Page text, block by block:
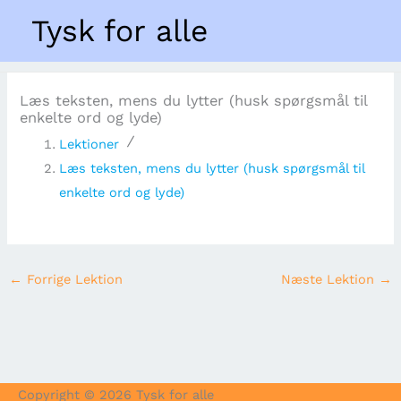
indholdet
Tysk for alle
Forside
Læs teksten, mens du lytter (husk spørgsmål til enkelte
ord og lyde)
Læs teksten, mens du lytter (husk spørgsmål til
enkelte ord og lyde)
Lektioner
Læs teksten, mens du lytter (husk spørgsmål til
enkelte ord og lyde)
← Forrige Lektion Næste Lektion →
Copyright © 2026 Tysk for alle